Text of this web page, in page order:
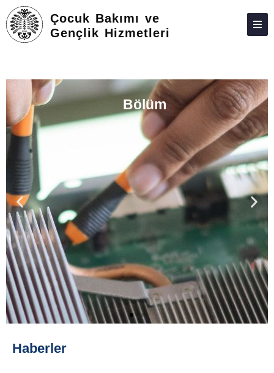
Çocuk Bakımı ve
Gençlik Hizmetleri
KIŞILER
LISANS
LISANSÜSTÜ
ARAŞTIRMA
TOPLUMA KATKI
ADAY ÖĞRENCILER
İLETIŞIM
Bölüm
Haberler